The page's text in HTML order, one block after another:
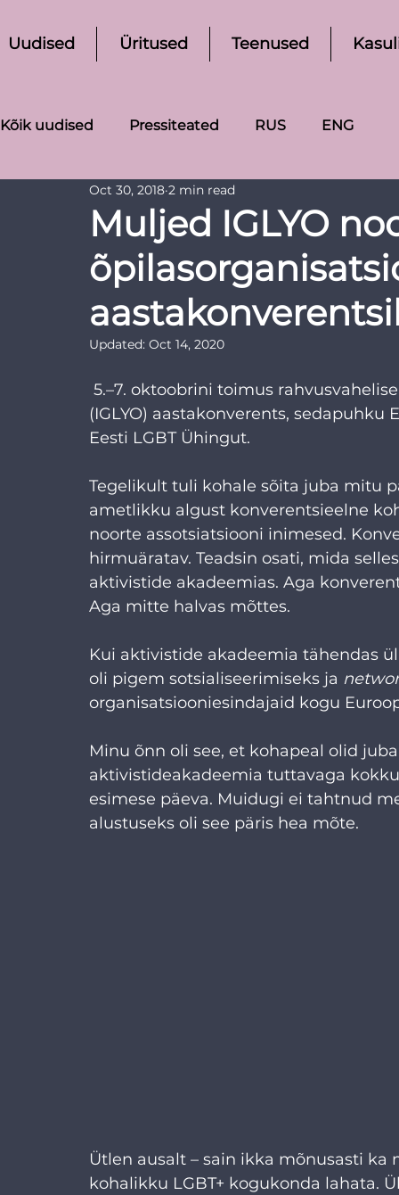
Uudised Üritused Teenused
Kõik uudised Pressiteated RUS ENG
Muljed IGLYO
Oct 30, 2018 2 min read
Updated: Oct 14, 2020
(IGLYO) aastakonverents,
Eesti LGBT Ühingut.
Tegelikult tuli kohale sõita juba mitu
ametlikku algust konverentsieelne
noorte assotsiatsiooni inimesed.
hirmuäratav. Teadsin osati, mida
aktivistide akadeemias. Aga
Aga mitte halvas mõttes.
Kui aktivistide akadeemia tähendas
oli pigem sotsialiseerimiseks ja
organisatsiooniesindajaid kogu
Minu õnn oli see, et kohapeal olid
aktivistideakadeemia tuttavaga
esimese päeva. Muidugi ei tahtnud
alustuseks oli see päris hea mõte.
Ütlen ausalt – sain ikka mõnusasti
kohalikku LGBT+ kogukonda lahata.